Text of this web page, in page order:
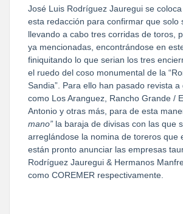
José Luis Rodríguez Jauregui se
esta redacción para confirmar que solo
llevando a cabo tres corridas de toros,
ya mencionadas, encontrándose en
finiquitando lo que serian los tres
el ruedo del coso monumental de la
Sandia”. Para ello han pasado revista
como Los Aranguez, Rancho Grande /
Antonio y otras más, para de esta
mano” la baraja de divisas con las que
arreglándose la nomina de toreros que
están pronto anunciar las empresas
Rodríguez Jauregui & Hermanos
como COREMER respectivamente.